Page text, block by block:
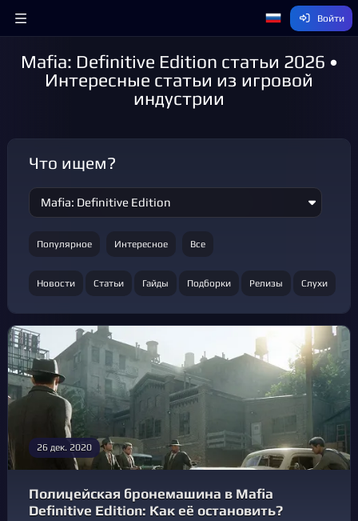
Войти
Mafia: Definitive Edition статьи 2026 •
Интересные статьи из игровой
индустрии
Что ищем?
Популярное Интересное Все
Новости Статьи Гайды Подборки Релизы Слухи
26 дек. 2020
Полицейская бронемашина в Mafia
Definitive Edition: Как её остановить?